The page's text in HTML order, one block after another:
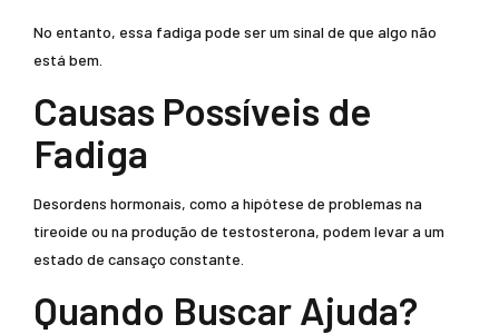
No entanto, essa fadiga pode ser um sinal de que algo não
está bem.
Causas Possíveis de
Fadiga
Desordens hormonais, como a hipótese de problemas na
tireoide ou na produção de testosterona, podem levar a um
estado de cansaço constante.
Quando Buscar Ajuda?